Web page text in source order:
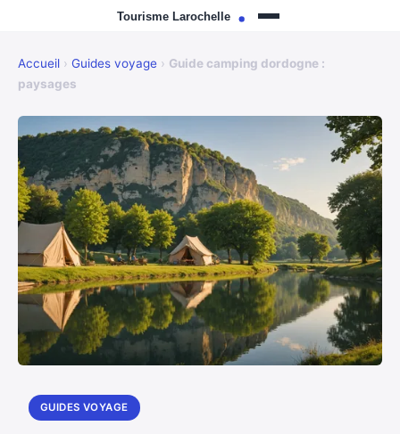
Accueil › Guides voyage › Guide camping dordogne :
paysages
GUIDES VOYAGE